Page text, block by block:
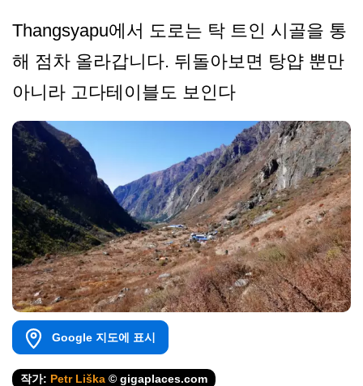
Thangsyapu에서 도로는 탁 트인 시골을 통
해 점차 올라갑니다. 뒤돌아보면 탕얍 뿐만
아니라 고다테이블도 보인다
Google 지도에 표시
작가: Petr Liška © gigaplaces.com